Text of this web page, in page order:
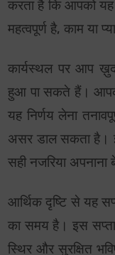
करता है कि आपको
महत्वपूर्ण है, काम या
कार्यस्थल पर आप
हुआ पा सकते हैं।
यह निर्णय लेना
असर डाल सकता है।
सही नजरिया अपनाना
आर्थिक दृष्टि से यह
का समय है। इस
स्थिर और सुरक्षित